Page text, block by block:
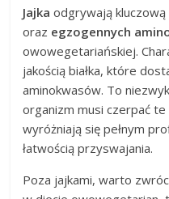
Jajka odgrywają
oraz egzogennych
owowegetariańskiej.
jakością białka, które
aminokwasów. To
organizm musi czerpać te
wyróżniają się pełnym
łatwością przyswajania.
Poza jajkami, warto